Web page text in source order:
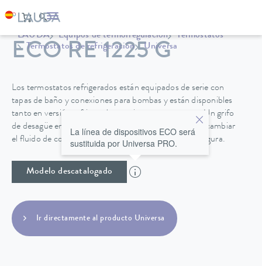
LAUDA Equipos de termorregulación
Termostatos
Termostatos de refrigeración
Universa
ECO RE 1225 G
Los termostatos refrigerados están equipados de serie con
tapas de baño y conexiones para bombas y están disponibles
tanto en versión refrigerada por aire como por agua. Un grifo
de desagüe en la parte posterior de la unidad permite cambiar
el fluido de control de temperatura de forma fácil y segura.
Modelo descatalogado
La línea de dispositivos ECO será
sustituida por Universa PRO.
Ir directamente al producto Universa